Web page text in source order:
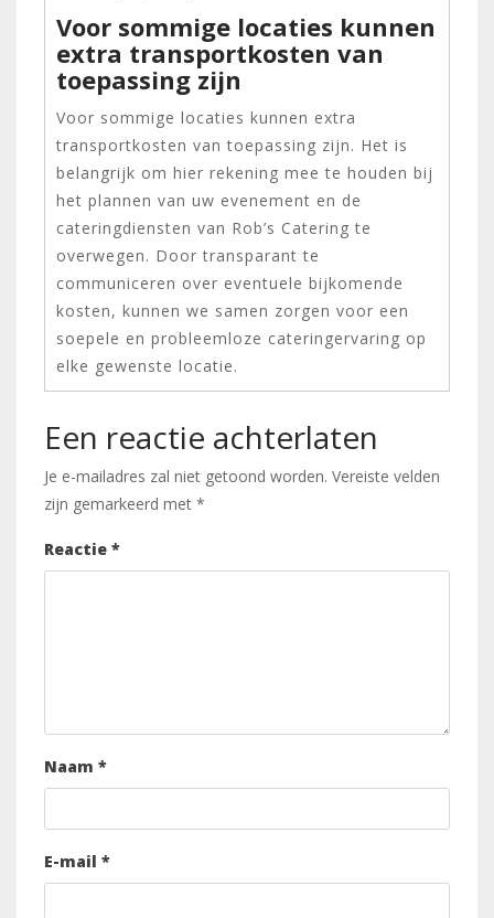
Voor sommige locaties kunnen
extra transportkosten van
toepassing zijn
Voor sommige locaties kunnen extra
transportkosten van toepassing zijn. Het is
belangrijk om hier rekening mee te houden bij
het plannen van uw evenement en de
cateringdiensten van Rob’s Catering te
overwegen. Door transparant te
communiceren over eventuele bijkomende
kosten, kunnen we samen zorgen voor een
soepele en probleemloze cateringervaring op
elke gewenste locatie.
Een reactie achterlaten
Je e-mailadres zal niet getoond worden. Vereiste velden
zijn gemarkeerd met *
Reactie *
Naam *
E-mail *